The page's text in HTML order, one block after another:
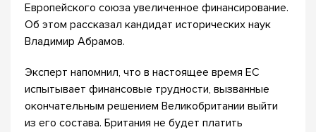
Европейского союза увеличенное финансирование.
Об этом рассказал кандидат исторических наук
Владимир Абрамов.
Эксперт напомнил, что в настоящее время ЕС
испытывает финансовые трудности, вызванные
окончательным решением Великобритании выйти
из его состава. Британия не будет платить